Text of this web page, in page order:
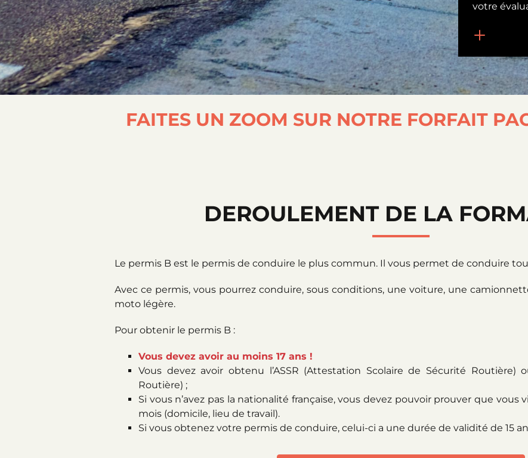
votre
FAITES UN ZOOM SUR NOTRE FORFAIT
DEROULEMENT DE LA
Le permis B est le permis de conduire le plus commun. Il vous permet de conduire
Avec ce permis, vous pourrez conduire, sous conditions, une voiture, une
moto légère.
Pour obtenir le permis B :
Vous devez avoir au moins 17 ans !
Vous devez avoir obtenu l’ASSR (Attestation Scolaire de Sécurité Routière)
Routière) ;
Si vous n’avez pas la nationalité française, vous devez pouvoir prouver que vous
mois (domicile, lieu de travail).
Si vous obtenez votre permis de conduire, celui-ci a une durée de validité de 15